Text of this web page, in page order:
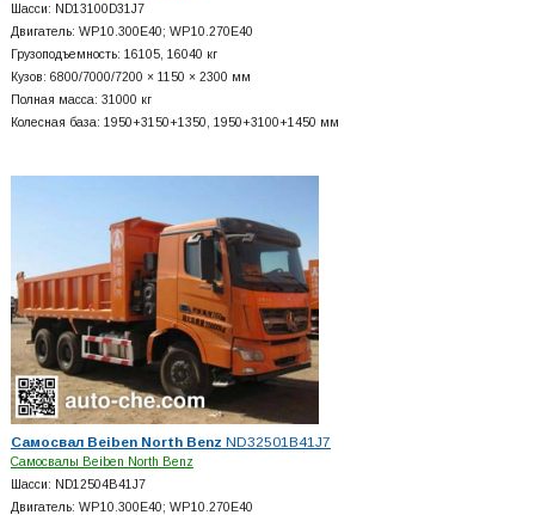
Шасси: ND13100D31J7
Двигатель: WP10.300E40; WP10.270E40
Грузоподъемность: 16105, 16040 кг
Кузов: 6800/7000/7200 × 1150 × 2300 мм
Полная масса: 31000 кг
Колесная база: 1950+3150+1350, 1950+3100+1450 мм
Самосвал Beiben North Benz ND32501B41J7
Самосвалы Beiben North Benz
Шасси: ND12504B41J7
Двигатель: WP10.300E40; WP10.270E40